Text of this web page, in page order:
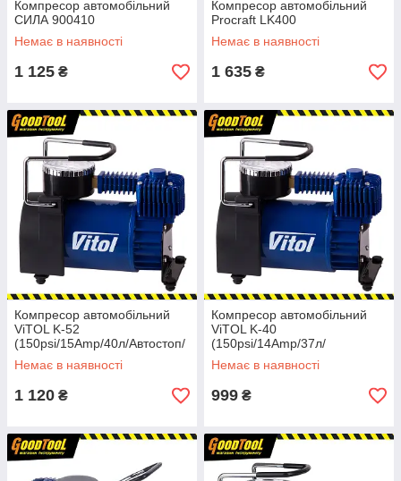
Компресор автомобільний
СИЛА 900410
Немає в наявності
1 125 ₴
Компресор автомобільний
Procraft LK400
Немає в наявності
1 635 ₴
Компресор автомобільний
ViTOL K-52
(150psi/15Amp/40л/Автостоп/
прикурювач)
Немає в наявності
1 120 ₴
Компресор автомобільний
ViTOL K-40
(150psi/14Amp/37л/
прикурювач)
Немає в наявності
999 ₴